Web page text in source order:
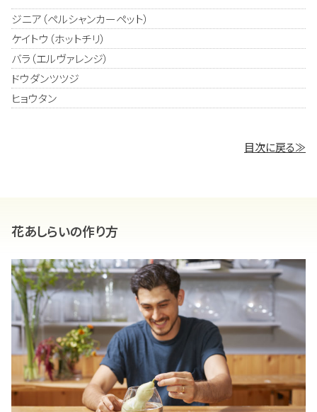
ジニア（ペルシャンカーペット）
ケイトウ（ホットチリ）
バラ（エルヴァレンジ）
ドウダンツツジ
ヒョウタン
目次に戻る≫
花あしらいの作り方